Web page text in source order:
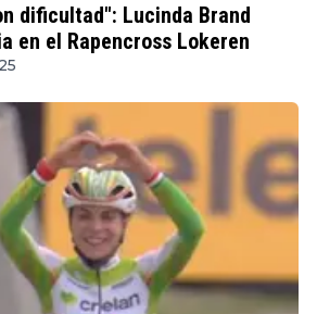
dificultad": Lucinda Brand
en el Rapencross Lokeren